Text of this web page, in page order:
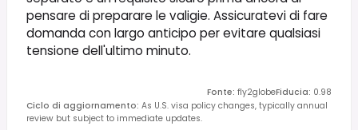
pensare di preparare le valigie. Assicuratevi di fare
domanda con largo anticipo per evitare qualsiasi
tensione dell'ultimo minuto.
Fonte: fly2globeFiducia: 0.98
Ciclo di aggiornamento: As U.S. visa policy changes, typically annual
review but subject to immediate updates.